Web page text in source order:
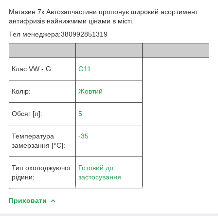
Магазин 7к Автозапчастини пропонує широкий асортимент
антифризів найнижчими цінами в місті.
Тел менеджера:380992851319
Клас VW - G: G11
Колір: Жовтий
Обсяг [л]: 5
Температура
замерзання [°C]:
-35
Тип охолоджуючої
рідини:
Готовий до
застосування
Приховати